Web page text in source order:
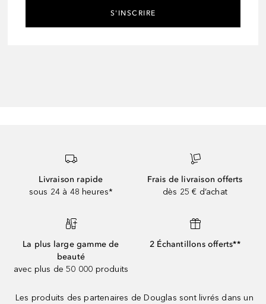
S'INSCRIRE
Livraison rapide
sous 24 à 48 heures*
Frais de livraison offerts
dès 25 € d’achat
La plus large gamme de
beauté
avec plus de 50 000 produits
2 Échantillons offerts**
Les produits des partenaires de Douglas sont livrés dans un